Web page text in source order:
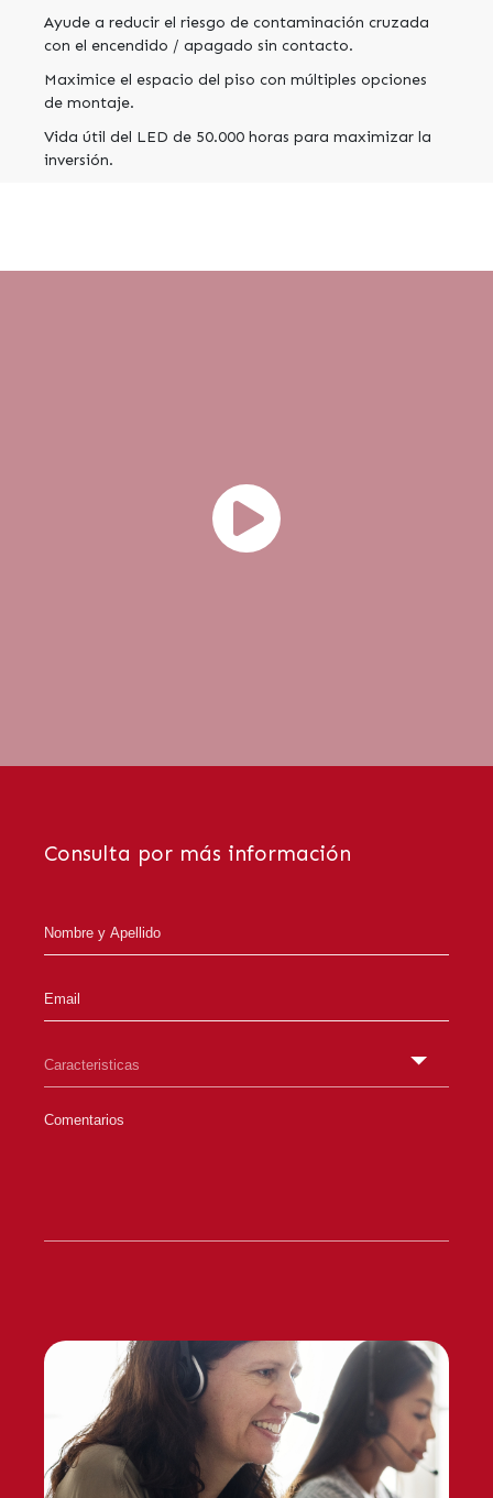
Ayude a reducir el riesgo de contaminación cruzada
con el encendido / apagado sin contacto.
Maximice el espacio del piso con múltiples opciones
de montaje.
Vida útil del LED de 50.000 horas para maximizar la
inversión.
Consulta por más información